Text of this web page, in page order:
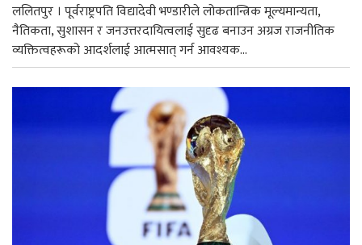
ललितपुर । पूर्वराष्ट्रपति विद्यादेवी भण्डारीले लोकतान्त्रिक मूल्यमान्यता,
नैतिकता, सुशासन र जनउत्तरदायित्वलाई सुदृढ बनाउन अग्रज राजनीतिक
व्यक्तित्वहरूको आदर्शलाई आत्मसात् गर्न आवश्यक...